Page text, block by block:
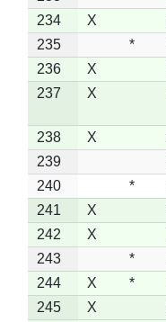
234
X
235
*
236
X
237
X
238 X
239
240
*
241
X
242
X
243
*
244
X *
245
X